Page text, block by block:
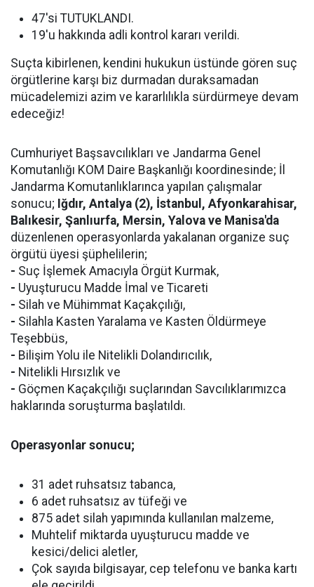
47'si TUTUKLANDI.
19'u hakkında adli kontrol kararı verildi.
Suçta kibirlenen, kendini hukukun üstünde gören suç
örgütlerine karşı biz durmadan duraksamadan
mücadelemizi azim ve kararlılıkla sürdürmeye devam
edeceğiz!
Cumhuriyet Başsavcılıkları ve Jandarma Genel
Komutanlığı KOM Daire Başkanlığı koordinesinde; İl
Jandarma Komutanlıklarınca yapılan çalışmalar
sonucu; Iğdır, Antalya (2), İstanbul, Afyonkarahisar,
Balıkesir, Şanlıurfa, Mersin, Yalova ve Manisa'da
düzenlenen operasyonlarda yakalanan organize suç
örgütü üyesi şüphelilerin;
- Suç İşlemek Amacıyla Örgüt Kurmak,
- Uyuşturucu Madde İmal ve Ticareti
- Silah ve Mühimmat Kaçakçılığı,
- Silahla Kasten Yaralama ve Kasten Öldürmeye
Teşebbüs,
- Bilişim Yolu ile Nitelikli Dolandırıcılık,
- Nitelikli Hırsızlık ve
- Göçmen Kaçakçılığı suçlarından Savcılıklarımızca
haklarında soruşturma başlatıldı.
Operasyonlar sonucu;
31 adet ruhsatsız tabanca,
6 adet ruhsatsız av tüfeği ve
875 adet silah yapımında kullanılan malzeme,
Muhtelif miktarda uyuşturucu madde ve
kesici/delici aletler,
Çok sayıda bilgisayar, cep telefonu ve banka kartı